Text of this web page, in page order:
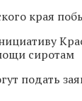
края
сиротам
подать